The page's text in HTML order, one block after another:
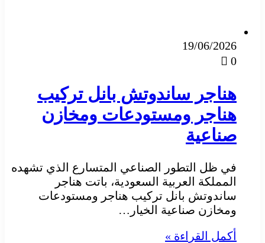
19/06/2026
0
هناجر ساندوتش بانل تركيب
هناجر ومستودعات ومخازن
صناعية
في ظل التطور الصناعي المتسارع الذي تشهده
المملكة العربية السعودية، باتت هناجر
ساندوتش بانل تركيب هناجر ومستودعات
ومخازن صناعية الخيار…
أكمل القراءة »